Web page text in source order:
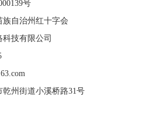
号
族自治州红十字会
技有限公司
州街道小溪桥路31号